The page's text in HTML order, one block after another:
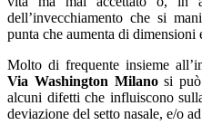
dell’invecchiamento che si
punta che aumenta di dimensioni
Molto di frequente insieme
Via Washington Milanosi può
alcuni difetti che influiscono
deviazione del setto nasale, e/o